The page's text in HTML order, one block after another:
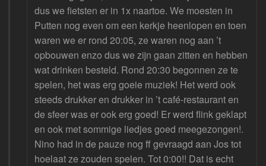
dus we fietsten er in 1x naartoe. We moesten in
Putten nog even om een kerkje heenlopen en toen
waren we er rond 20:05, ze waren nog aan ’t
opbouwen enzo dus we zijn gaan zitten en hebben
wat drinken besteld. Rond 20:30 begonnen ze te
spelen, het was erg goeie muziek! Het werd ook
steeds drukker en drukker in ’t café-restaurant en
de sfeer was er ook erg goed! Er werd flink geklapt
en ook met sommige liedjes goed meegezongen!.
Nino had in de pauze nog ff gevraagd aan Jos tot
hoelaat ze zouden spelen. Tot 0:00!! Dat is echt